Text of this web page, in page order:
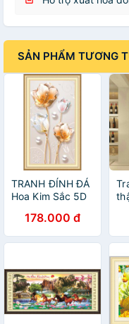
SẢN PHẨM TƯƠNG
TRANH ĐÍNH ĐÁ
Hoa Kim Sắc 5D
(chỉ đính viền
hoa) _Chưa đính
178.000 đ